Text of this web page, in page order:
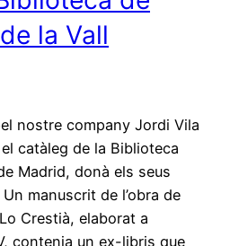
la Vall
nostre company Jordi Vila
catàleg de la Biblioteca
Madrid, donà els seus
manuscrit de l’obra de
Crestià, elaborat a
contenia un ex-libris que